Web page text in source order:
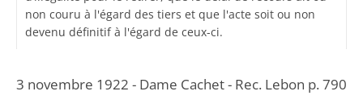
non couru à l'égard des tiers et que l'acte soit ou non
devenu définitif à l'égard de ceux-ci.
3 novembre 1922 - Dame Cachet - Rec. Lebon p. 790